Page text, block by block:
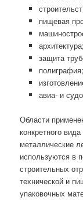
пищевая
архитектура;
защита
полиграфия;
авиа- и
Области
конкретного
металлические
используются в
строительных
технической и
упаковочных